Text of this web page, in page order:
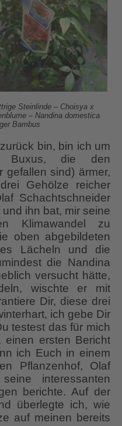
Steinlinde – Choisya x
– Nandina domestica
Bambus
bin, bin ich um
Buxus, die den
gefallen sind) ärmer,
Gehölze reicher
Schachtschneider
ihn bat, mir seine
Klimawandel zu
oben abgebildeten
Lächeln und die
die Nandina
versucht hätte,
wischte er mit
Dir, diese drei
ich gebe Dir
testest das für mich
einen ersten Bericht
ich Euch in einem
Pflanzenhof, Olaf
interessanten
berichte. Auf der
überlegte ich, wie
auf meinen bereits